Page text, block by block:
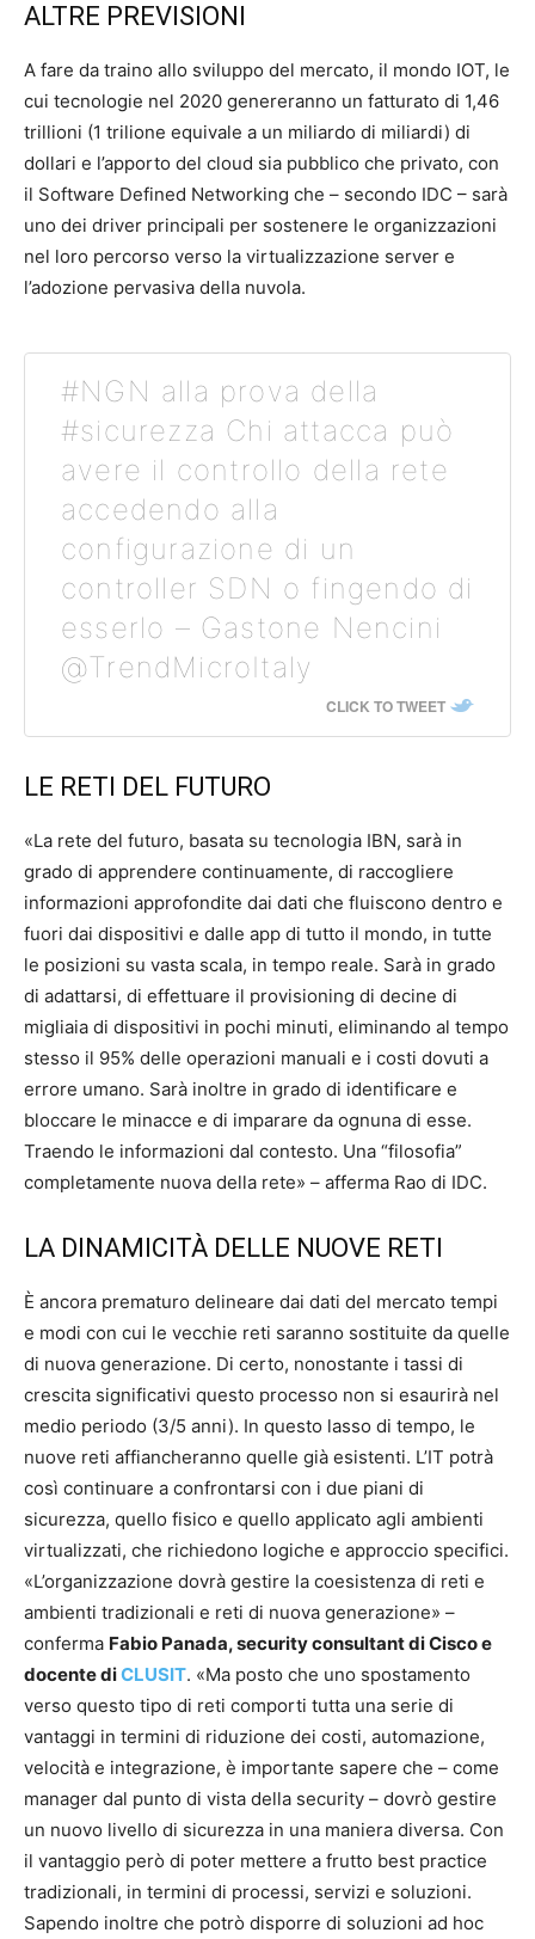
ALTRE PREVISIONI
A fare da traino allo sviluppo del mercato, il mondo IOT, le
cui tecnologie nel 2020 genereranno un fatturato di 1,46
trillioni (1 trilione equivale a un miliardo di miliardi) di
dollari e l’apporto del cloud sia pubblico che privato, con
il Software Defined Networking che – secondo IDC – sarà
uno dei driver principali per sostenere le organizzazioni
nel loro percorso verso la virtualizzazione server e
l’adozione pervasiva della nuvola.
#NGN alla prova della
#sicurezza Chi attacca può
avere il controllo della rete
accedendo alla
configurazione di un
controller SDN o fingendo di
esserlo – Gastone Nencini
@TrendMicroItaly
CLICK TO TWEET
LE RETI DEL FUTURO
«La rete del futuro, basata su tecnologia IBN, sarà in
grado di apprendere continuamente, di raccogliere
informazioni approfondite dai dati che fluiscono dentro e
fuori dai dispositivi e dalle app di tutto il mondo, in tutte
le posizioni su vasta scala, in tempo reale. Sarà in grado
di adattarsi, di effettuare il provisioning di decine di
migliaia di dispositivi in pochi minuti, eliminando al tempo
stesso il 95% delle operazioni manuali e i costi dovuti a
errore umano. Sarà inoltre in grado di identificare e
bloccare le minacce e di imparare da ognuna di esse.
Traendo le informazioni dal contesto. Una “filosofia”
completamente nuova della rete» – afferma Rao di IDC.
LA DINAMICITÀ DELLE NUOVE RETI
È ancora prematuro delineare dai dati del mercato tempi
e modi con cui le vecchie reti saranno sostituite da quelle
di nuova generazione. Di certo, nonostante i tassi di
crescita significativi questo processo non si esaurirà nel
medio periodo (3/5 anni). In questo lasso di tempo, le
nuove reti affiancheranno quelle già esistenti. L’IT potrà
così continuare a confrontarsi con i due piani di
sicurezza, quello fisico e quello applicato agli ambienti
virtualizzati, che richiedono logiche e approccio specifici.
«L’organizzazione dovrà gestire la coesistenza di reti e
ambienti tradizionali e reti di nuova generazione» –
conferma Fabio Panada, security consultant di Cisco e
docente diCLUSIT. «Ma posto che uno spostamento
verso questo tipo di reti comporti tutta una serie di
vantaggi in termini di riduzione dei costi, automazione,
velocità e integrazione, è importante sapere che – come
manager dal punto di vista della security – dovrò gestire
un nuovo livello di sicurezza in una maniera diversa. Con
il vantaggio però di poter mettere a frutto best practice
tradizionali, in termini di processi, servizi e soluzioni.
Sapendo inoltre che potrò disporre di soluzioni ad hoc